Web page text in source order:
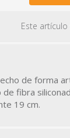
Este
de forma
de fibra
19 cm.